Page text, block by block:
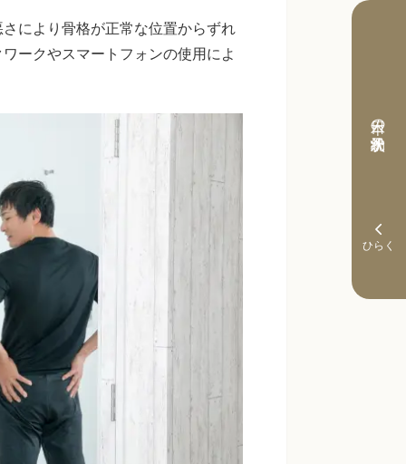
本日の予約状況
により骨格が正常な位置からずれ
ークやスマートフォンの使用によ